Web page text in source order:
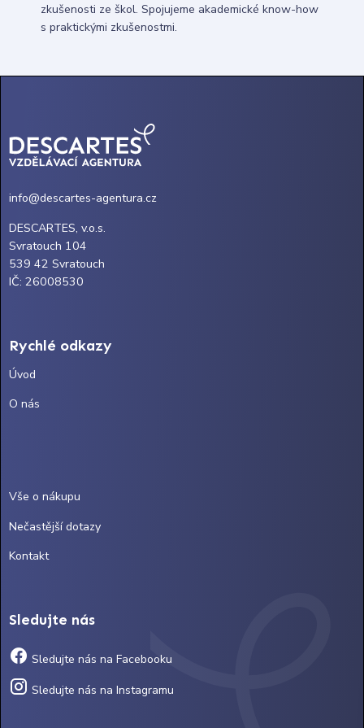
zkušenosti ze škol. Spojujeme akademické know-how
s praktickými zkušenostmi.
info@descartes-agentura.cz
DESCARTES, v.o.s.
Svratouch 104
539 42 Svratouch
IČ: 26008530
Rychlé odkazy
Úvod
O nás
Vše o nákupu
Nečastější dotazy
Kontakt
Sledujte nás
Sledujte nás na Facebooku
Sledujte nás na Instagramu